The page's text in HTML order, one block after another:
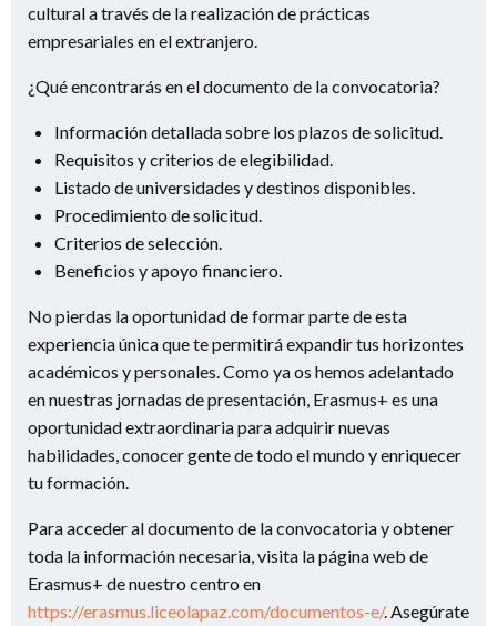
cultural a través de la realización de prácticas
empresariales en el extranjero.
¿Qué encontrarás en el documento de la convocatoria?
Información detallada sobre los plazos de solicitud.
Requisitos y criterios de elegibilidad.
Listado de universidades y destinos disponibles.
Procedimiento de solicitud.
Criterios de selección.
Beneficios y apoyo financiero.
No pierdas la oportunidad de formar parte de esta
experiencia única que te permitirá expandir tus horizontes
académicos y personales. Como ya os hemos adelantado
en nuestras jornadas de presentación, Erasmus+ es una
oportunidad extraordinaria para adquirir nuevas
habilidades, conocer gente de todo el mundo y enriquecer
tu formación.
Para acceder al documento de la convocatoria y obtener
toda la información necesaria, visita la página web de
Erasmus+ de nuestro centro en
https://erasmus.liceolapaz.com/documentos-e/. Asegúrate